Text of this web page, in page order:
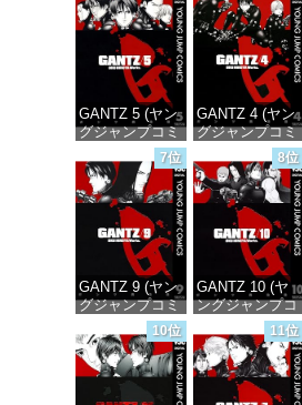
価格：¥100 価格：¥100
GANTZ 5 (ヤン
グジャンプコミ
ックスDIGITAL)
価格：¥100
GANTZ 4 (ヤン
グジャンプコミ
ックスDIGITAL)
価格：¥100
7位
GANTZ 9 (ヤン
グジャンプコミ
ックスDIGITAL)
価格：¥100
8位
GANTZ 10 (ヤ
ングジャンプコ
DIGITAL)
価格：¥100
10位 11位